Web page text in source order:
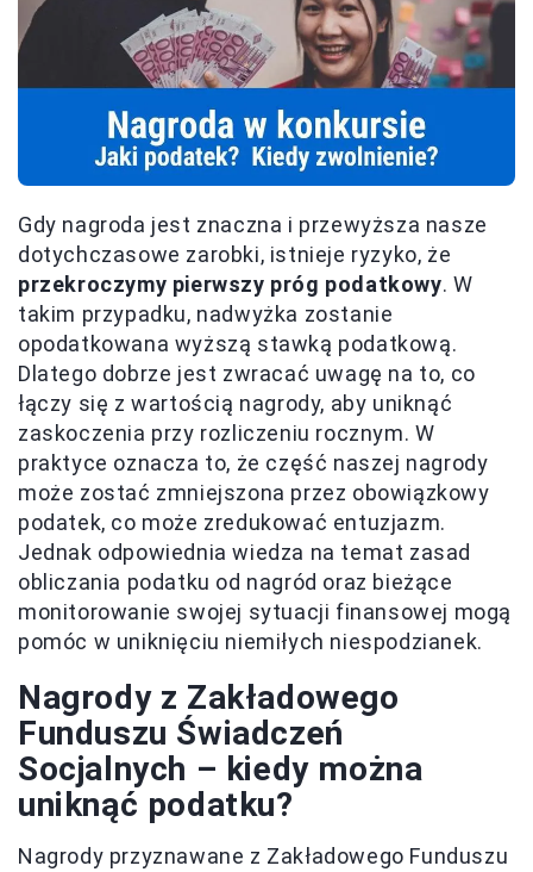
Gdy nagroda jest znaczna i przewyższa nasze
dotychczasowe zarobki, istnieje ryzyko, że
przekroczymy pierwszy próg podatkowy. W
takim przypadku, nadwyżka zostanie
opodatkowana wyższą stawką podatkową.
Dlatego dobrze jest zwracać uwagę na to, co
łączy się z wartością nagrody, aby uniknąć
zaskoczenia przy rozliczeniu rocznym. W
praktyce oznacza to, że część naszej nagrody
może zostać zmniejszona przez obowiązkowy
podatek, co może zredukować entuzjazm.
Jednak odpowiednia wiedza na temat zasad
obliczania podatku od nagród oraz bieżące
monitorowanie swojej sytuacji finansowej mogą
pomóc w uniknięciu niemiłych niespodzianek.
Nagrody z Zakładowego
Funduszu Świadczeń
Socjalnych – kiedy można
uniknąć podatku?
Nagrody przyznawane z Zakładowego Funduszu